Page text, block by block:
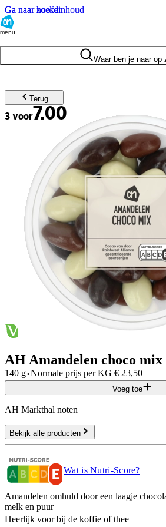
Ga naar hoofdinhoud
Ga naar zoeken
menu
Waar ben je naar op
Terug
3 voor7.00
AH Amandelen choco mix
140 g·Normale prijs per KG € 23,50
Voeg toe
AH Markthal noten
Bekijk alle producten
Wat is Nutri-Score?
Amandelen omhuld door een laagje
melk en puur
Heerlijk voor bij de koffie of thee